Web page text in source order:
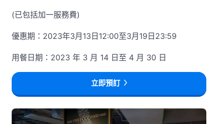
(已包括加一服務費)
優惠期：2023年3月13日12:00至3月19日23:59
用餐日期：2023 年 3 月 14 日至 4 月 30 日
立即預訂